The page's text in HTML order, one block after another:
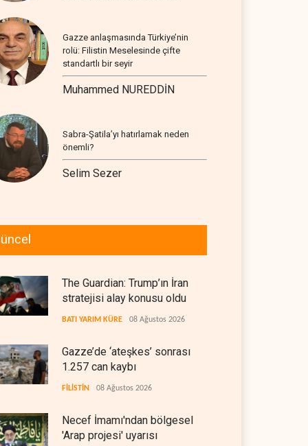
Gazze anlaşmasında Türkiye’nin
rolü: Filistin Meselesinde çifte
standartlı bir seyir
Muhammed NUREDDİN
Sabra-Şatila’yı hatırlamak neden
önemli?
Selim Sezer
The Guardian: Trump’ın İran
stratejisi alay konusu oldu
BATI YARIM KÜRE 08 Ağustos 2026
Gazze’de ‘ateşkes’ sonrası
1.257 can kaybı
FİLİSTİN 08 Ağustos 2026
Necef İmamı'ndan bölgesel
'Arap projesi' uyarısı